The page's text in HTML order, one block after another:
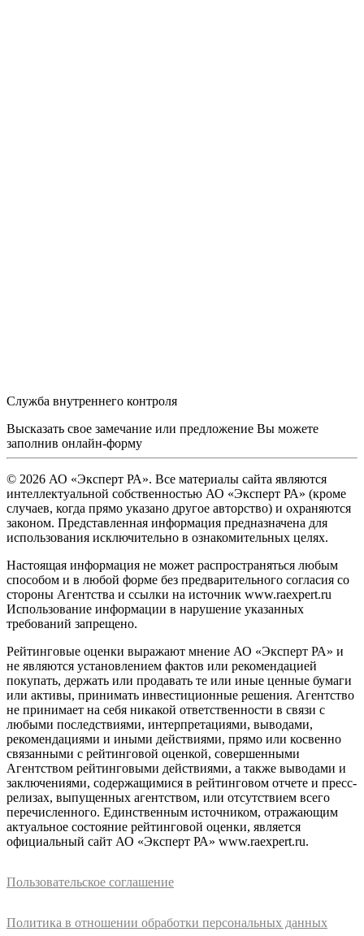
Служба внутреннего контроля
Высказать свое замечание или предложение Вы можете
заполнив онлайн-форму
© 2026 АО «Эксперт РА». Все материалы сайта являются
интеллектуальной собственностью АО «Эксперт РА» (кроме
случаев, когда прямо указано другое авторство) и охраняются
законом. Представленная информация предназначена для
использования исключительно в ознакомительных целях.
Настоящая информация не может распространяться любым
способом и в любой форме без предварительного согласия со
стороны Агентства и ссылки на источник www.raexpert.ru
Использование информации в нарушение указанных
требований запрещено.
Рейтинговые оценки выражают мнение АО «Эксперт РА» и
не являются установлением фактов или рекомендацией
покупать, держать или продавать те или иные ценные бумаги
или активы, принимать инвестиционные решения. Агентство
не принимает на себя никакой ответственности в связи с
любыми последствиями, интерпретациями, выводами,
рекомендациями и иными действиями, прямо или косвенно
связанными с рейтинговой оценкой, совершенными
Агентством рейтинговыми действиями, а также выводами и
заключениями, содержащимися в рейтинговом отчете и пресс-
релизах, выпущенных агентством, или отсутствием всего
перечисленного. Единственным источником, отражающим
актуальное состояние рейтинговой оценки, является
официальный сайт АО «Эксперт РА» www.raexpert.ru.
Пользовательское соглашение
Политика в отношении обработки персональных данных